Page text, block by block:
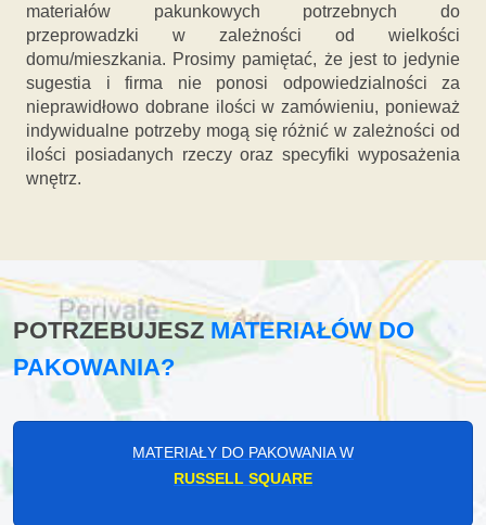
materiałów pakunkowych potrzebnych do
przeprowadzki w zależności od wielkości
domu/mieszkania. Prosimy pamiętać, że jest to jedynie
sugestia i firma nie ponosi odpowiedzialności za
nieprawidłowo dobrane ilości w zamówieniu, ponieważ
indywidualne potrzeby mogą się różnić w zależności od
ilości posiadanych rzeczy oraz specyfiki wyposażenia
wnętrz.
POTRZEBUJESZMATERIAŁÓW DO
PAKOWANIA?
MATERIAŁY DO PAKOWANIA W
RUSSELL SQUARE